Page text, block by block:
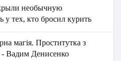
необычную
у тех, кто бросил курить
магія. Проститутка з
- Вадим Денисенко